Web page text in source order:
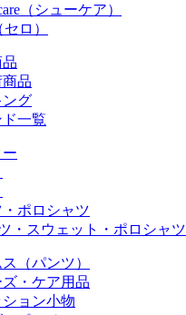
（シューケア）
ロ）
品
ング
一覧
・ポロシャツ
・スウェット・ポロシャツ
（パンツ）
ズ・ケア用品
ョン小物